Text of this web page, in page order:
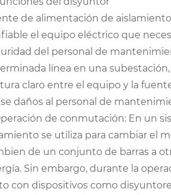
de alimentación de
el equipo eléctrico que
del personal de
línea en una
claro entre el equipo y la
daños al personal de
de conmutación: En un
se utiliza para cambiar el
de un conjunto de barras a
Sin embargo, durante la
con dispositivos como